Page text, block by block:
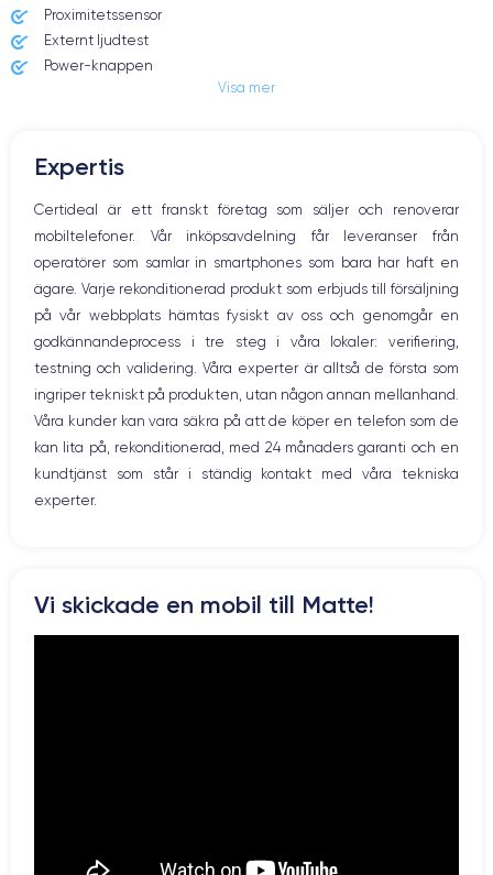
OLED 6.1 pouces
Apple A16 Bionic 6
Nom GPU
GPU 5-core
Fréq. processeur
3.46 GHz
48 Mpx 12 Mpx
Résolution vidéo
4K - 3840 x 2160 px
Recharge rapide
Oui, 20W
Batterie Type de SIM
Pour découvrir en détail les caractéristiques de ce smartphone,
Proximitetssensor
Externt ljudtest
Power-knappen
Högtalare
Hem-knappen
Bluetooth
WiFi
Nätverk
Vibration
Prise USB
Visa mer
Expertis
Certideal är ett franskt företag som säljer och renoverar
mobiltelefoner. Vår inköpsavdelning får leveranser från
operatörer som samlar in smartphones som bara har haft en
ägare. Varje rekonditionerad produkt som erbjuds till försäljning
på vår webbplats hämtas fysiskt av oss och genomgår en
godkännandeprocess i tre steg i våra lokaler: verifiering,
testning och validering. Våra experter är alltså de första som
ingriper tekniskt på produkten, utan någon annan mellanhand.
Våra kunder kan vara säkra på att de köper en telefon som de
kan lita på, rekonditionerad, med 24 månaders garanti och en
kundtjänst som står i ständig kontakt med våra tekniska
experter.
Vi skickade en mobil till Matte!